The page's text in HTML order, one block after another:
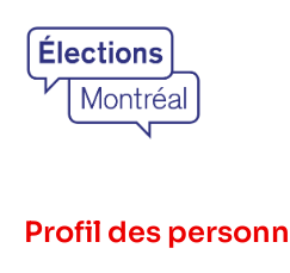
Profil des